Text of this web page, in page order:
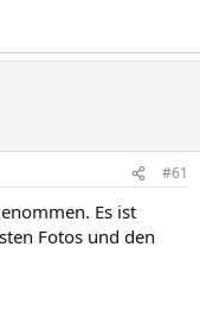
#61
Es ist
Fotos und den